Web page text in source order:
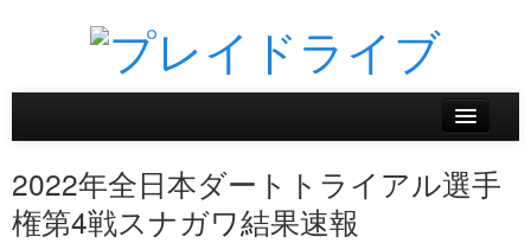
ニュース
2022年全日本ダートトライアル選手
権第4戦スナガワ結果速報